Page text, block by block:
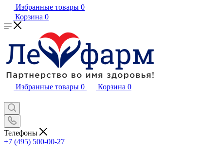
Избранные товары 0
Корзина 0
Избранные товары 0 Корзина 0
Телефоны
+7 (495) 500-00-27